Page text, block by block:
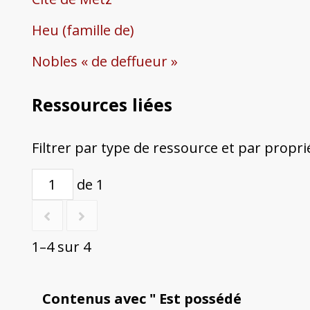
Heu (famille de)
Nobles « de deffueur »
Ressources liées
Filtrer par type de ressource et par
de 1
1–4 sur 4
Contenus avec " Est possédé